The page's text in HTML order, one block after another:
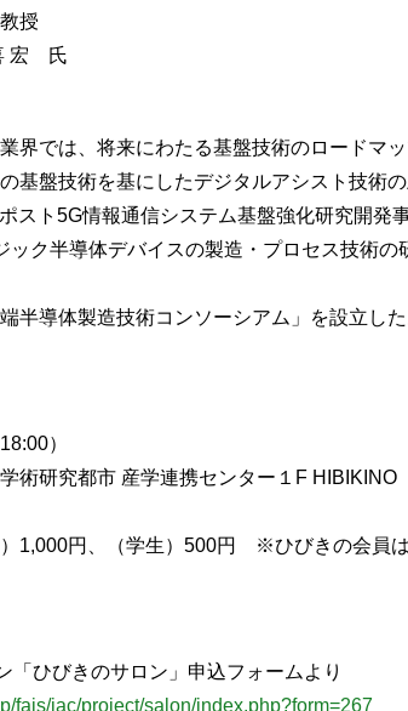
授
氏
では、将来にわたる基盤技術のロードマッ
盤技術を基にしたデジタルアシスト技術の
ト5G情報通信システム基盤強化研究開発事
半導体デバイスの製造・プロセス技術の
導体製造技術コンソーシアム」を設立した
）
研究都市 産学連携センター１F
円、（学生）500円 ※ひびきの会員は
「ひびきのサロン」申込フォームより
fais/iac/project/salon/index.php?form=267